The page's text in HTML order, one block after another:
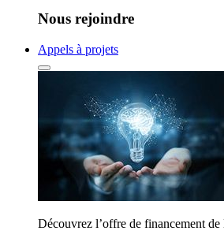
Nous rejoindre
Appels à projets
Découvrez l’offre de financement de